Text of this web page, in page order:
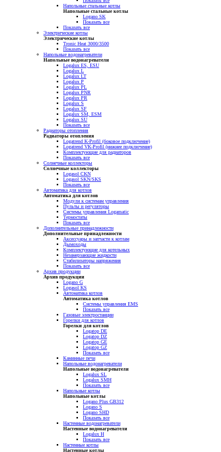
Напольные стальные котлы
Напольные стальные котлы
Logano SK
Показать все
Показать все
Электрические котлы
Электрические котлы
Tronic Heat 3000/3500
Показать все
Напольные водонагреватели
Напольные водонагреватели
Logalux ES, ESU
Logalux L
Logalux LT
Logalux P
Logalux PL
Logalux PNR
Logalux PR
Logalux S
Logalux SF
Logalux SM, ESM
Logalux SU
Показать все
Радиаторы отопления
Радиаторы отопления
Logatrend K-Profil (боковое подключение)
Logatrend VK-Profil (нижнее подключение)
Комплектующие для радиаторов
Показать все
Солнечные коллекторы
Солнечные коллекторы
Logasol CKN
Logasol SKN/SKS
Показать все
Автоматика для котлов
Автоматика для котлов
Модули к системам управления
Пульты и регуляторы
Системы управления Logamatic
Термостаты
Показать все
Дополнительные принадлежности
Дополнительные принадлежности
Аксессуары и запчасти к котлам
Дымоходы
Комплектующие для котельных
Незамерзающие жидкости
Стабилизаторы напряжения
Показать все
Архив продукции
Архив продукции
Logano G
Logasol KS
Автоматика котлов
Автоматика котлов
Системы управления EMS
Показать все
Газовые электростанции
Горелки для котлов
Горелки для котлов
Logatop DE
Logatop DZ
Logatop GE
Logatop GZ
Показать все
Каминные печи
Напольные водонагреватели
Напольные водонагреватели
Logalux SL
Logalux SMH
Показать все
Напольные котлы
Напольные котлы
Logano Plus GB312
Logano S
Logano SHD
Показать все
Настенные водонагреватели
Настенные водонагреватели
Logalux H
Показать все
Настенные котлы
Настенные котлы